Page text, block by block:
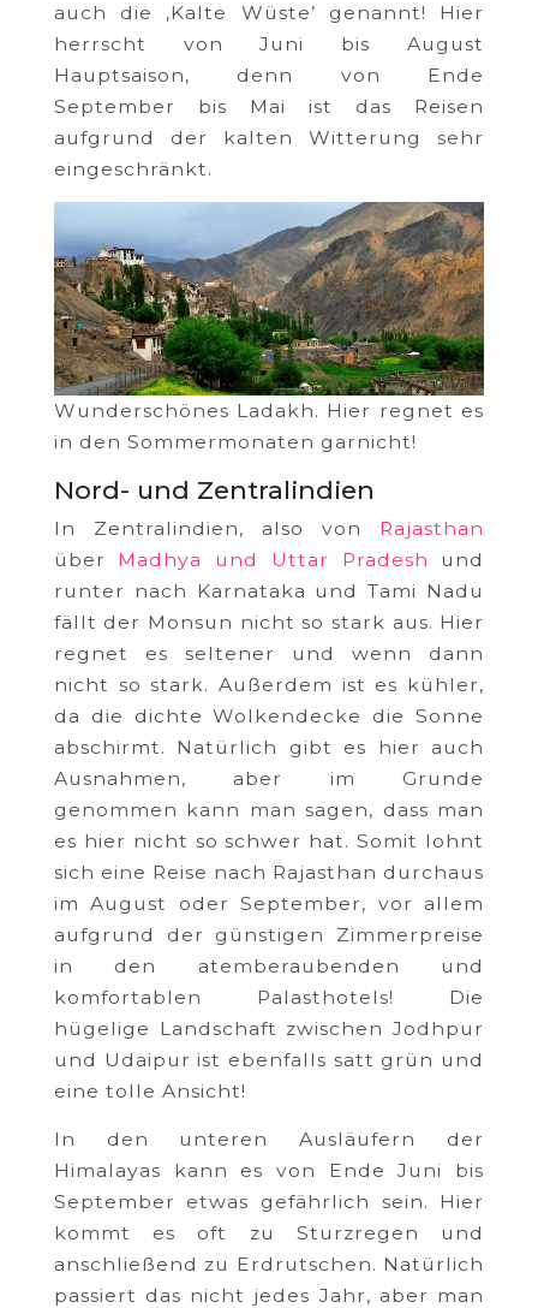
auch die ‚Kalte Wüste’ genannt! Hier
herrscht von Juni bis August
Hauptsaison, denn von Ende
September bis Mai ist das Reisen
aufgrund der kalten Witterung sehr
eingeschränkt.
Wunderschönes Ladakh. Hier regnet es
in den Sommermonaten garnicht!
Nord- und Zentralindien
In Zentralindien, also von Rajasthan
über Madhya und Uttar Pradesh und
runter nach Karnataka und Tami Nadu
fällt der Monsun nicht so stark aus. Hier
regnet es seltener und wenn dann
nicht so stark. Außerdem ist es kühler,
da die dichte Wolkendecke die Sonne
abschirmt. Natürlich gibt es hier auch
Ausnahmen, aber im Grunde
genommen kann man sagen, dass man
es hier nicht so schwer hat. Somit lohnt
sich eine Reise nach Rajasthan durchaus
im August oder September, vor allem
aufgrund der günstigen Zimmerpreise
in den atemberaubenden und
komfortablen Palasthotels! Die
hügelige Landschaft zwischen Jodhpur
und Udaipur ist ebenfalls satt grün und
eine tolle Ansicht!
In den unteren Ausläufern der
Himalayas kann es von Ende Juni bis
September etwas gefährlich sein. Hier
kommt es oft zu Sturzregen und
anschließend zu Erdrutschen. Natürlich
passiert das nicht jedes Jahr, aber man